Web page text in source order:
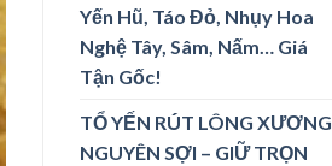
Yến Hũ, Táo Đỏ, Nhụy Hoa
Nghệ Tây, Sâm, Nấm… Giá
Tận Gốc!
TỔ YẾN RÚT LÔNG XƯƠNG
NGUYÊN SỢI – GIỮ TRỌN